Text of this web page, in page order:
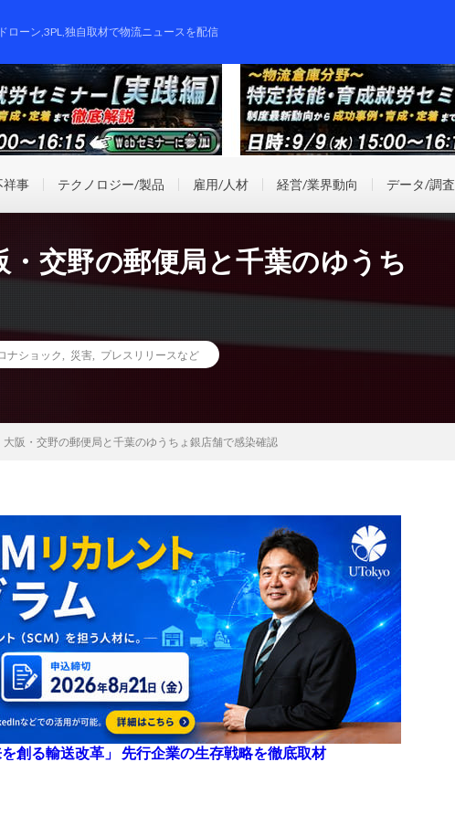
ローン,3PL,独自取材で物流ニュースを配信
祥事 テクノロジー/製品 雇用/人材 経営/業界動向 データ/調査
交野の郵便局と千葉のゆうち
ナショック 災害 プレスリリースなど
大阪・交野の郵便局と千葉のゆうちょ銀店舗で感染確認
創る輸送改革」 先行企業の生存戦略を徹底取材